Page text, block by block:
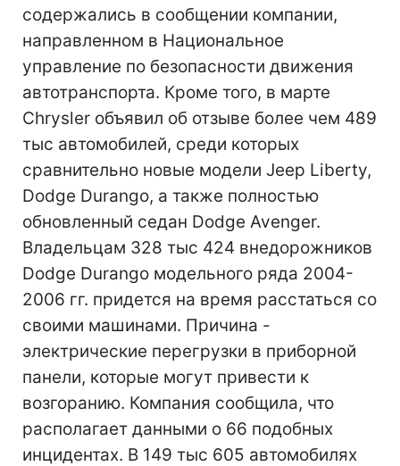
содержались в сообщении компании,
направленном в Национальное
управление по безопасности движения
автотранспорта. Кроме того, в марте
Chrysler объявил об отзыве более чем 489
тыс автомобилей, среди которых
сравнительно новые модели Jeep Liberty,
Dodge Durango, а также полностью
обновленный седан Dodge Avenger.
Владельцам 328 тыс 424 внедорожников
Dodge Durango модельного ряда 2004-
2006 гг. придется на время расстаться со
своими машинами. Причина -
электрические перегрузки в приборной
панели, которые могут привести к
возгоранию. Компания сообщила, что
располагает данными о 66 подобных
инцидентах. В 149 тыс 605 автомобилях